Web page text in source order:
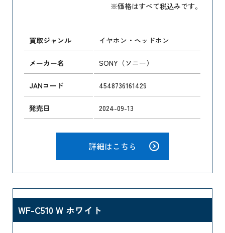
※価格はすべて税込みです。
買取ジャンル イヤホン・ヘッドホン
メーカー名 SONY（ソニー）
JANコード 4548736161429
発売日 2024-09-13
詳細はこちら
WF-C510 W ホワイト